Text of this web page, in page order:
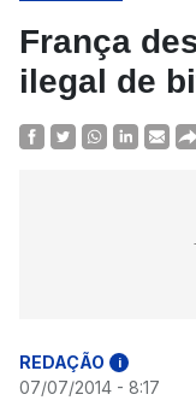
França
ilegal de
REDAÇÃO i
07/07/2014 - 8:17